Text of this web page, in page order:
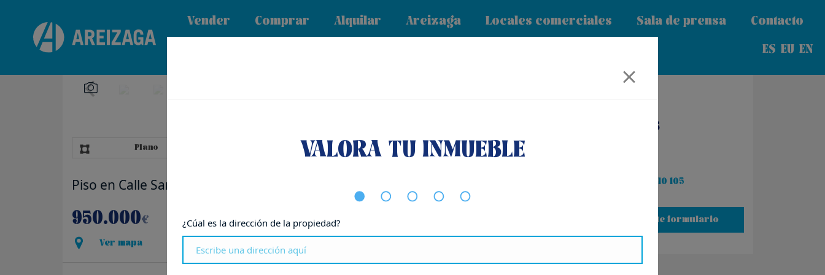
Vender Comprar Alquilar Areizaga Locales comerciales Sala de prensa
Contacto
ES EU EN
Plano
Piso en Calle San Martín
950.000€
Ver mapa
Pregúntanos
Llama al 34 943 440 105
O contacta por este formulario
VALORA TU INMUEBLE
¿Cúal es la dirección de la propiedad?